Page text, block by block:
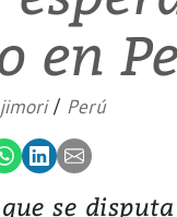
en
Perú
se